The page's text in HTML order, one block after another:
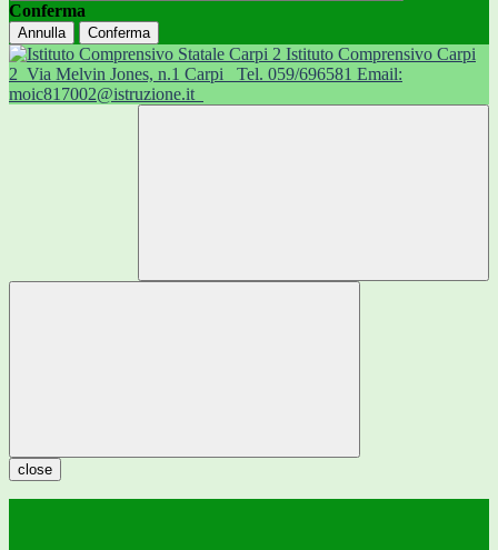
Conferma
Annulla Conferma
Istituto Comprensivo Carpi
2 Via Melvin Jones, n.1 Carpi
Tel. 059/696581 Email:
moic817002@istruzione.it
close